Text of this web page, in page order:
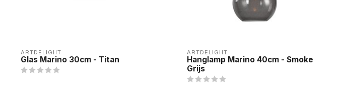
ARTDELIGHT
Glas Marino 30cm - Titan
ARTDELIGHT
Hanglamp Marino 40cm - Smoke
Grijs